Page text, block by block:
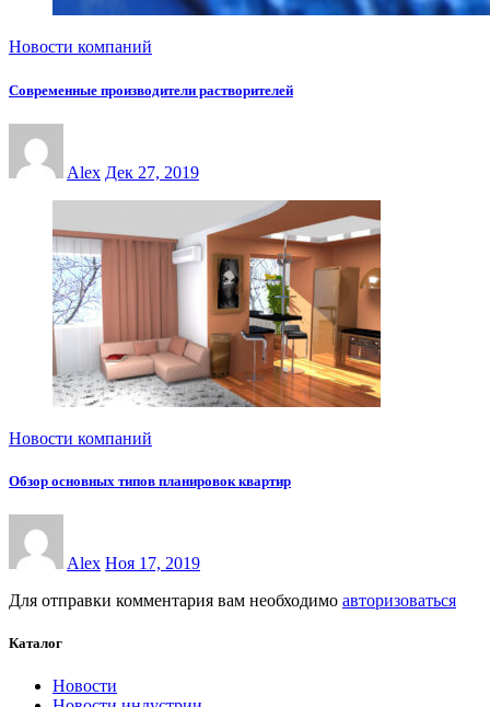
Новости компаний
Современные производители растворителей
Alex Дек 27, 2019
Новости компаний
Обзор основных типов планировок квартир
Alex Ноя 17, 2019
Для отправки комментария вам необходимо авторизоваться
Каталог
Новости